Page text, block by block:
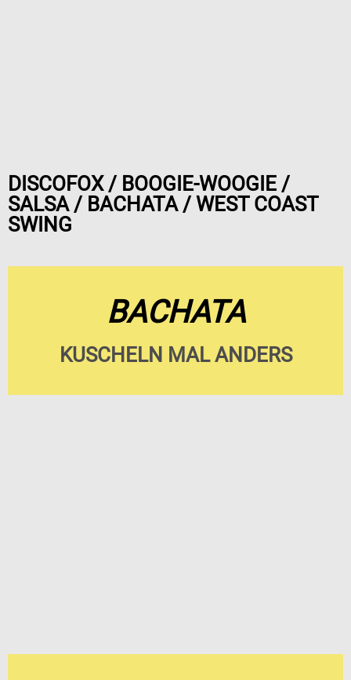
DISCOFOX / BOOGIE-WOOGIE /
SALSA / BACHATA / WEST COAST
SWING
BACHATA
KUSCHELN MAL ANDERS